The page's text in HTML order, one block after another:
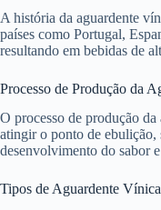
A história da aguardente
países como Portugal,
resultando em bebidas de
Processo de Produção da
O processo de produção
atingir o ponto de ebulição,
desenvolvimento do sabor
Tipos de Aguardente Vínica